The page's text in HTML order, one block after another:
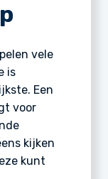
vele
is
Een
voor
kijken
kunt